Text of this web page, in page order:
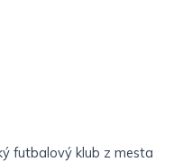
futbalový klub z mesta